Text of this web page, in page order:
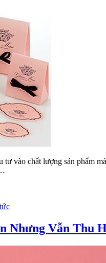
vào chất lượng sản phẩm
Nhưng Vẫn Thu